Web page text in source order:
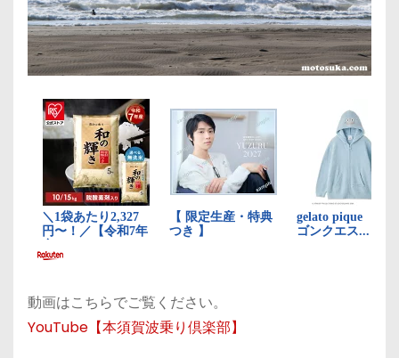
動画はこちらでご覧ください。
YouTube【本須賀波乗り倶楽部】